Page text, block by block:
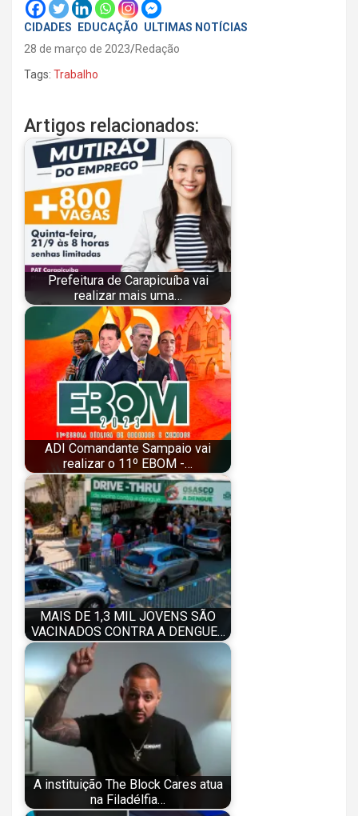
CIDADES EDUCAÇÃO ULTIMAS NOTÍCIAS
28 de março de 2023 Redação
Tags: Trabalho
Artigos relacionados:
Prefeitura de Carapicuíba vai
realizar mais uma…
ADI Comandante Sampaio vai
realizar o 11º EBOM -…
MAIS DE 1,3 MIL JOVENS SÃO
VACINADOS CONTRA A DENGUE…
A instituição The Block Cares atua
na Filadélfia…